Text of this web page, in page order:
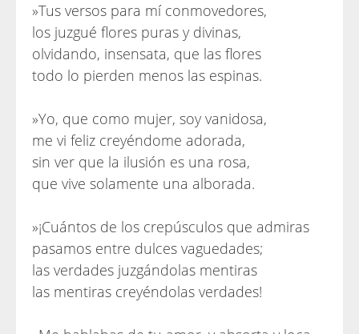
»Tus versos para mí conmovedores,
los juzgué flores puras y divinas,
olvidando, insensata, que las flores
todo lo pierden menos las espinas.
»Yo, que como mujer, soy vanidosa,
me vi feliz creyéndome adorada,
sin ver que la ilusión es una rosa,
que vive solamente una alborada.
»¡Cuántos de los crepúsculos que admiras
pasamos entre dulces vaguedades;
las verdades juzgándolas mentiras
las mentiras creyéndolas verdades!